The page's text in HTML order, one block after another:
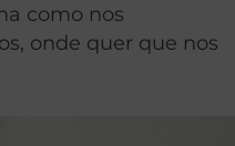
como nos
onde quer que nos